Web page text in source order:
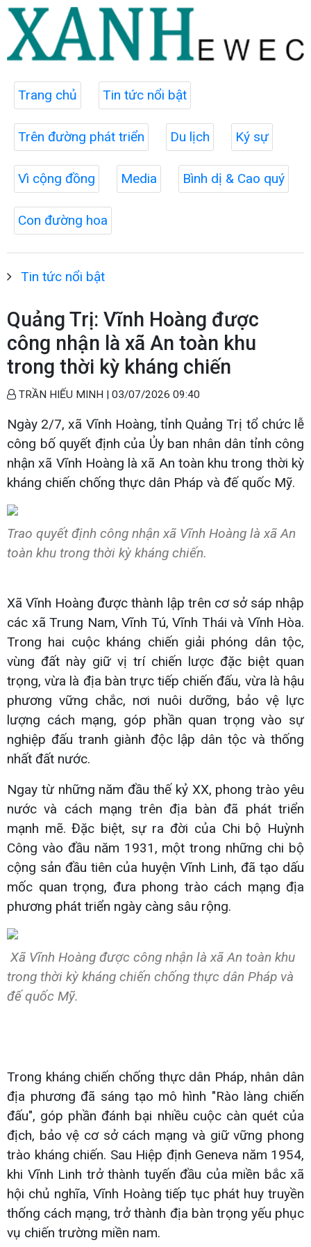
Trang chủ Tin tức nổi bật
Trên đường phát triển Du lịch Ký sự
Vì cộng đồng Media Bình dị & Cao quý
Con đường hoa
Tin tức nổi bật
Quảng Trị: Vĩnh Hoàng được
công nhận là xã An toàn khu
trong thời kỳ kháng chiến
TRẦN HIẾU MINH | 03/07/2026 09:40
Ngày 2/7, xã Vĩnh Hoàng, tỉnh Quảng Trị tổ chức lễ
công bố quyết định của Ủy ban nhân dân tỉnh công
nhận xã Vĩnh Hoàng là xã An toàn khu trong thời kỳ
kháng chiến chống thực dân Pháp và đế quốc Mỹ.
Trao quyết định công nhận xã Vĩnh Hoàng là xã An
toàn khu trong thời kỳ kháng chiến.
Xã Vĩnh Hoàng được thành lập trên cơ sở sáp nhập
các xã Trung Nam, Vĩnh Tú, Vĩnh Thái và Vĩnh Hòa.
Trong hai cuộc kháng chiến giải phóng dân tộc,
vùng đất này giữ vị trí chiến lược đặc biệt quan
trọng, vừa là địa bàn trực tiếp chiến đấu, vừa là hậu
phương vững chắc, nơi nuôi dưỡng, bảo vệ lực
lượng cách mạng, góp phần quan trọng vào sự
nghiệp đấu tranh giành độc lập dân tộc và thống
nhất đất nước.
Ngay từ những năm đầu thế kỷ XX, phong trào yêu
nước và cách mạng trên địa bàn đã phát triển
mạnh mẽ. Đặc biệt, sự ra đời của Chi bộ Huỳnh
Công vào đầu năm 1931, một trong những chi bộ
cộng sản đầu tiên của huyện Vĩnh Linh, đã tạo dấu
mốc quan trọng, đưa phong trào cách mạng địa
phương phát triển ngày càng sâu rộng.
Xã Vĩnh Hoàng được công nhận là xã An toàn khu
trong thời kỳ kháng chiến chống thực dân Pháp và
đế quốc Mỹ.
Trong kháng chiến chống thực dân Pháp, nhân dân
địa phương đã sáng tạo mô hình "Rào làng chiến
đấu", góp phần đánh bại nhiều cuộc càn quét của
địch, bảo vệ cơ sở cách mạng và giữ vững phong
trào kháng chiến. Sau Hiệp định Geneva năm 1954,
khi Vĩnh Linh trở thành tuyến đầu của miền bắc xã
hội chủ nghĩa, Vĩnh Hoàng tiếp tục phát huy truyền
thống cách mạng, trở thành địa bàn trọng yếu phục
vụ chiến trường miền nam.